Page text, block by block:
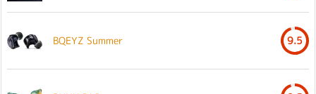
BQEYZ Summer 9.5